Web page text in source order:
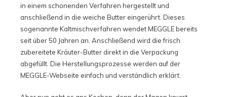
in einem schonenden Verfahren hergestellt und
anschließend in die weiche Butter eingerührt. Dieses
sogenannte Kaltmischverfahren wendet MEGGLE bereits
seit über 50 Jahren an. Anschließend wird die frisch
zubereitete Kräuter-Butter direkt in die Verpackung
abgefüllt. Die Herstellungsprozesse werden auf der
MEGGLE-Webseite einfach und verständlich erklärt.